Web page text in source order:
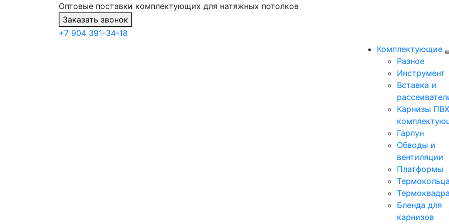
Оптовые поставки комплектующих для натяжных потолков
Заказать звонок
+7 904 391-34-18
Комплектующие
Разное
Инструмент
Вставка и
Карнизы
Гарпун
Обводы и
вентиляции
Платформы
Термокольца
Бленда для
карнизов